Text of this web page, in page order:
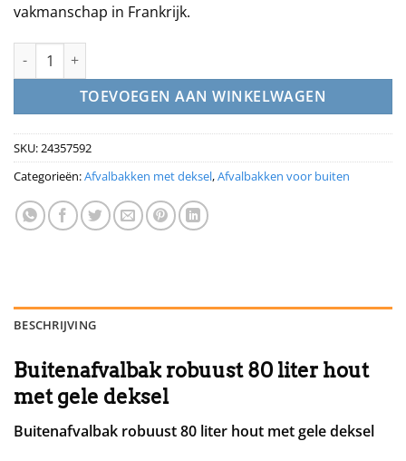
vakmanschap in Frankrijk.
Buitenafvalbak robuust 80 liter hout met gele deksel aantal
TOEVOEGEN AAN WINKELWAGEN
SKU:24357592
Categorieën:Afvalbakken met deksel,Afvalbakken voor buiten
BESCHRIJVING
Buitenafvalbak robuust 80 liter hout
met gele deksel
Buitenafvalbak robuust 80 liter hout met gele deksel